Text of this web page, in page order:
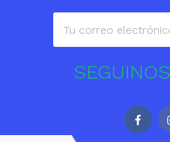
SEGUINOS